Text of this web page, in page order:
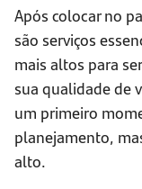
Após colocar no
são serviços
mais altos para
sua qualidade de
um primeiro
planejamento,
alto.